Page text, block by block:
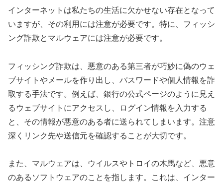
インターネットは私たちの生活に欠かせない存在となって
いますが、その利用には注意が必要です。特に、フィッシ
ング詐欺とマルウェアには注意が必要です。
フィッシング詐欺は、悪意のある第三者が巧妙に偽のウェ
ブサイトやメールを作り出し、パスワードや個人情報を詐
取する手法です。例えば、銀行の公式ページのように見え
るウェブサイトにアクセスし、ログイン情報を入力する
と、その情報が悪意のある者に送られてしまいます。注意
深くリンク先や送信元を確認することが大切です。
また、マルウェアは、ウイルスやトロイの木馬など、悪意
のあるソフトウェアのことを指します。これは、インター